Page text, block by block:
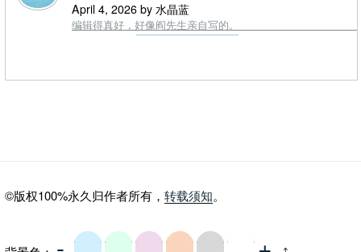
April 4, 2026 by 水晶蓝
编辑得真好，好像阎先生亲自写的。
©版权100%永久归作者所有， 转载须知。